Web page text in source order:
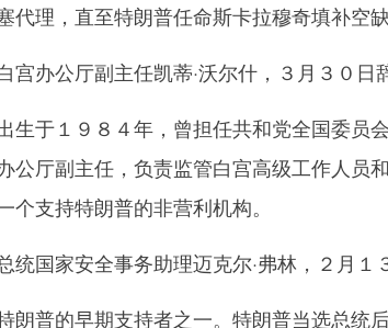
代理，直至特朗普任命斯卡拉穆奇填补空缺
公厅副主任凯蒂·沃尔什，３月３０日
于１９８４年，曾担任共和党全国委员
公厅副主任，负责监管白宫高级工作人员
个支持特朗普的非营利机构。
家安全事务助理迈克尔·弗林，２月１
普的早期支持者之一。特朗普当选总统